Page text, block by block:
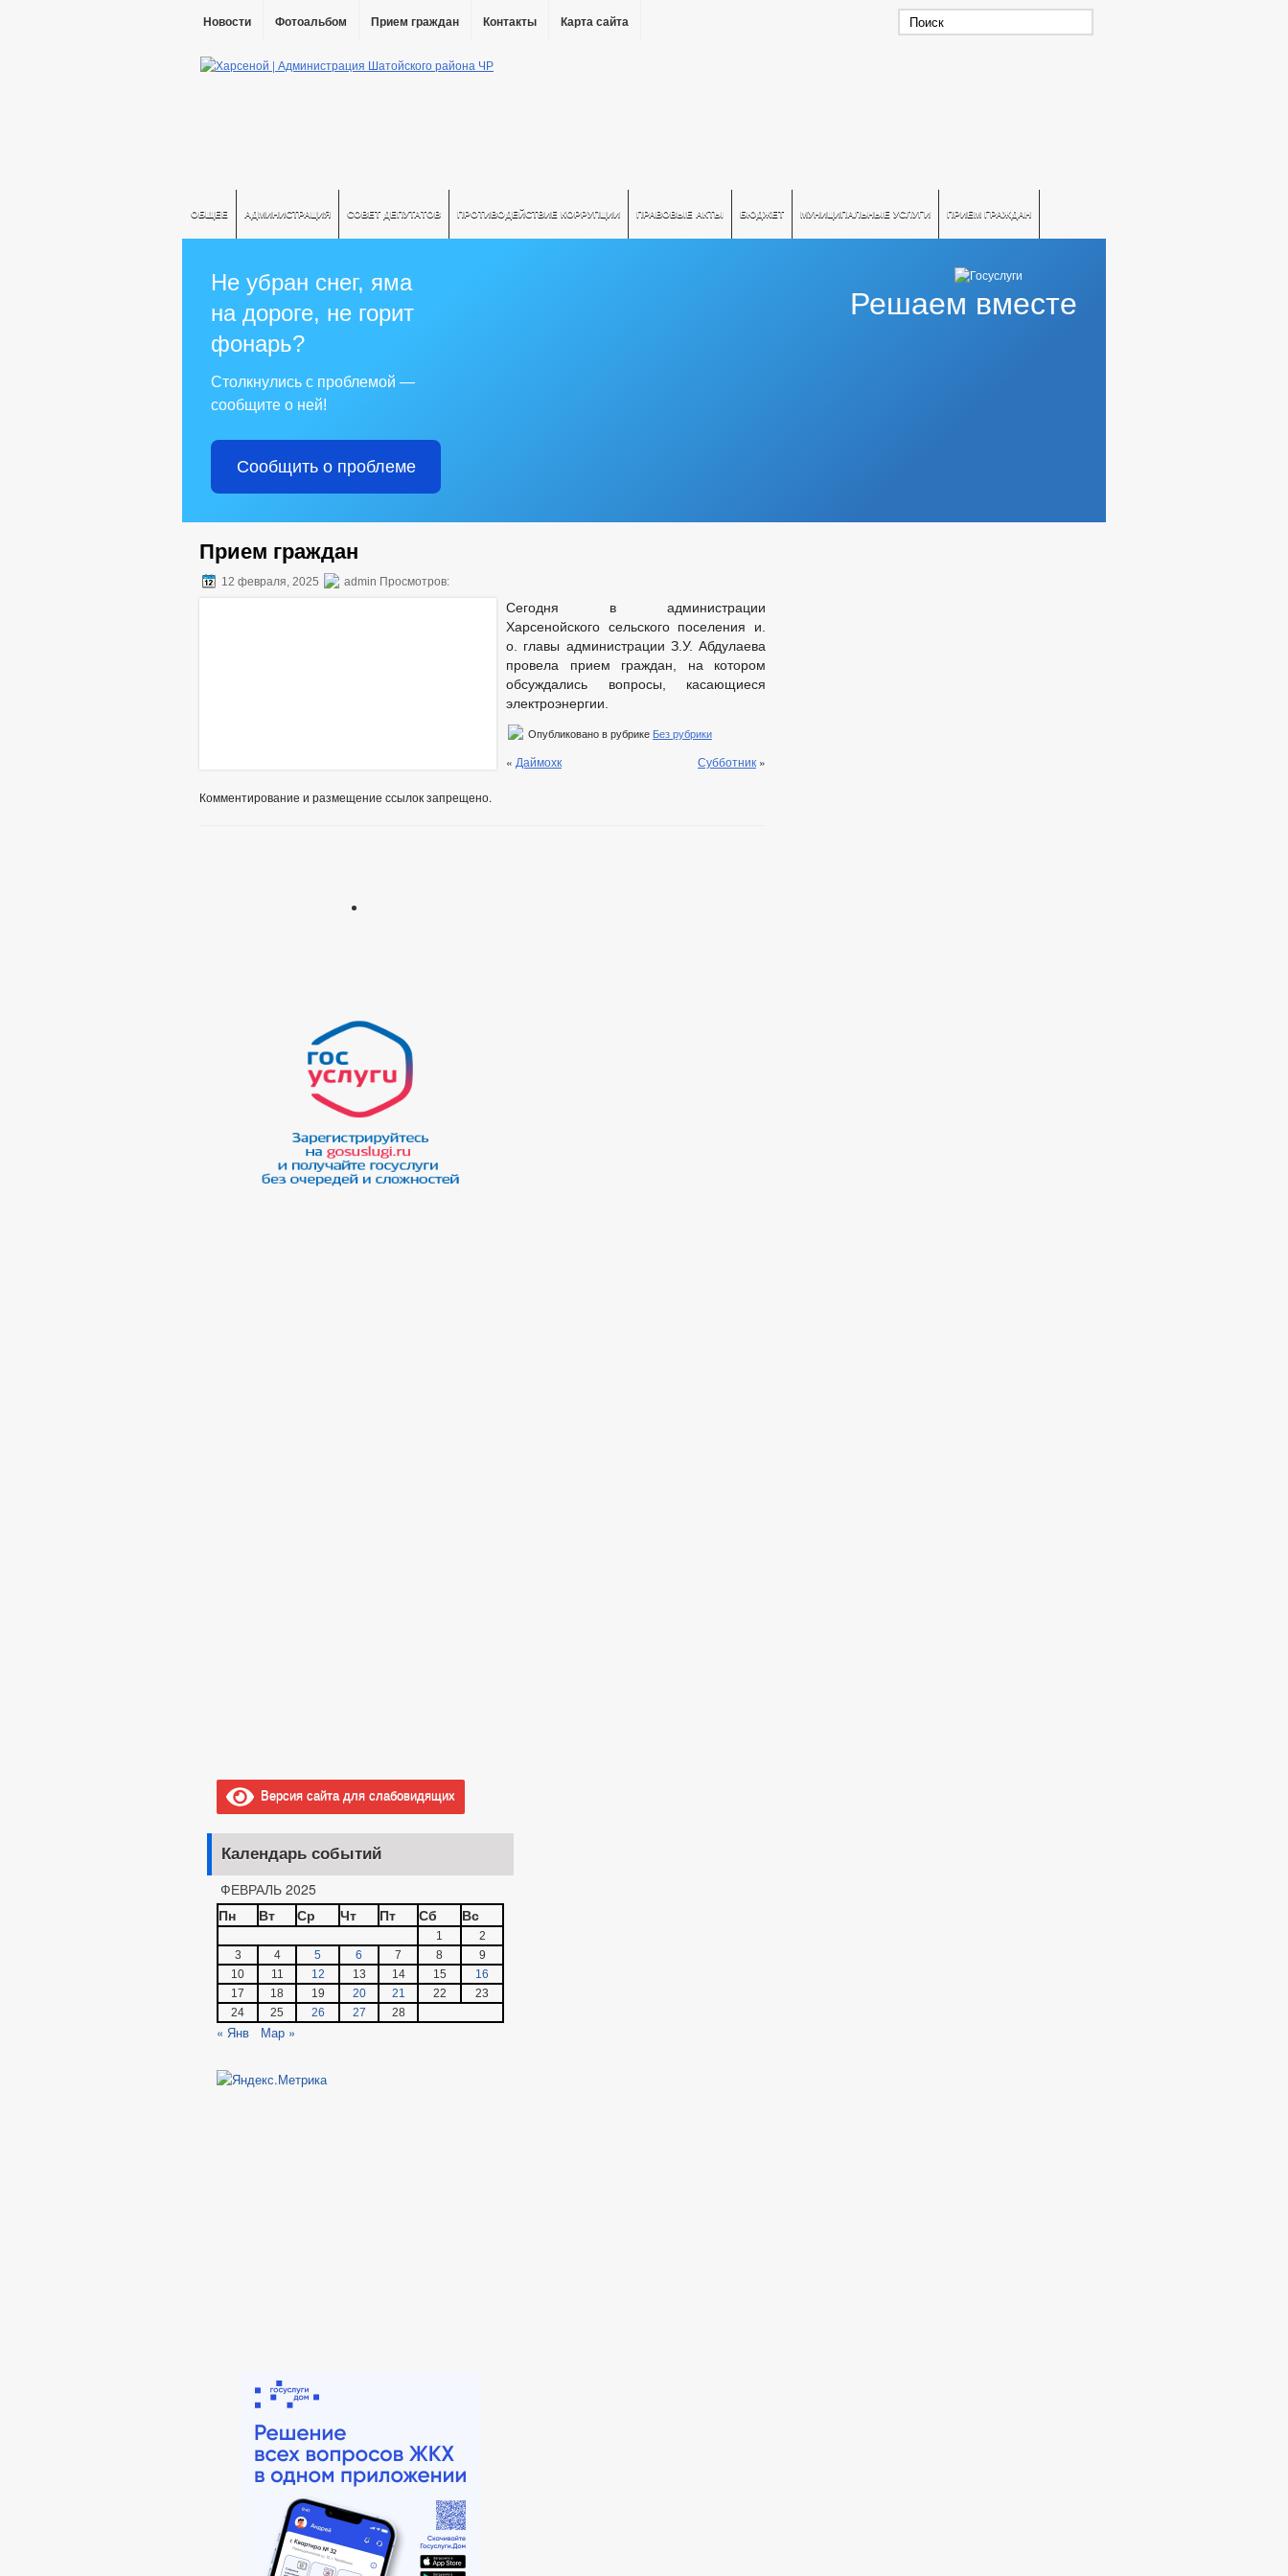
Новости Фотоальбом Прием граждан Контакты Карта сайта
ОБЩЕЕ АДМИНИСТРАЦИЯ СОВЕТ ДЕПУТАТОВ ПРОТИВОДЕЙСТВИЕ КОРРУПЦИИ ПРАВОВЫЕ АКТЫ БЮДЖЕТ МУНИЦИПАЛЬНЫЕ УСЛУГИ ПРИЕМ ГРАЖДАН
Решаем вместе
Не убран снег, яма
на дороге, не горит
фонарь?
Столкнулись с проблемой —
сообщите о ней!
Сообщить о проблеме
Прием граждан
12 февраля, 2025 admin Просмотров:
Сегодня в администрации
Харсенойского сельского поселения и.
о. главы администрации З.У. Абдулаева
провела прием граждан, на котором
обсуждались вопросы, касающиеся
электроэнергии.
Опубликовано в рубрике Без рубрики
« Даймохк Субботник »
Комментирование и размещение ссылок запрещено.
Версия сайта для слабовидящих
Календарь событий
ФЕВРАЛЬ 2025
Пн
Вт Ср Чт Пт Сб Вс
1
2
3
4 5 6 7 8
9
10
11 12 13 14 15
16
17
18 19 20 21 22
23
24
25 26 27 28
« Янв Мар »